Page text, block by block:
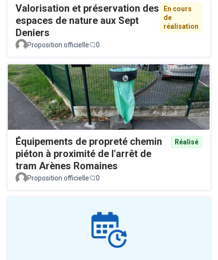
Valorisation et préservation des
espaces de nature aux Sept
Deniers
En cours
de
réalisation
Proposition officielle 0
Équipements de propreté chemin
piéton à proximité de l'arrêt de
tram Arènes Romaines
Réalisé
Proposition officielle 0